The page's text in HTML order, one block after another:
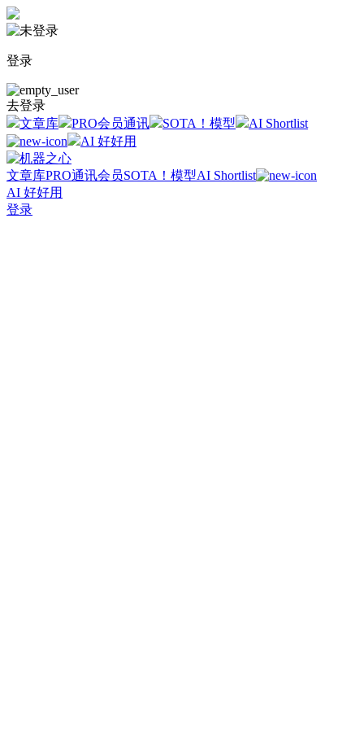
登录
去登录
文章库
PRO会员通讯 SOTA！模型
AI Shortlist
AI 好好用
文章库PRO通讯会员SOTA！模型AI Shortlist
AI 好好用
登录